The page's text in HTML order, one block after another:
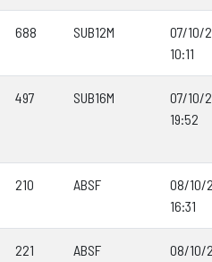
688 SUB12M
07/10/
10:11
497 SUB16M
07/10/
19:52
210 ABSF
08/10/
16:31
221 ABSF
08/10/